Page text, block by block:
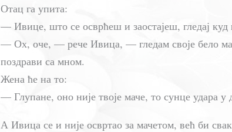
Отац га упита:
— Ивице, што се осврћеш и заостајеш, гледај
— Ох, оче, — рече Ивица, — гледам своје бело
поздрави са мном.
Жена ће на то:
— Глупане, оно није твоје маче, то сунце удара у
А Ивица се и није освртао за мачетом, већ би